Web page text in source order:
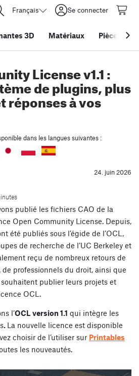
Français Se connecter
3D Matériaux Pièces &
License v1.1 :
de plugins, plus
réponses à vos
dans les langues suivantes :
24. juin 2026
publié les fichiers CAO de la
Open Community License. Depuis,
été publiés sous l’égide de l’OCL,
de recherche de l’UC Berkeley et
reçu de nombreux retours de
de professionnels du droit, ainsi que
publier leurs projets et
OCL.
l’OCL version 1.1 qui intègre les
. La nouvelle licence est disponible
choisir de l’utiliser sur Printables
les nouveautés.